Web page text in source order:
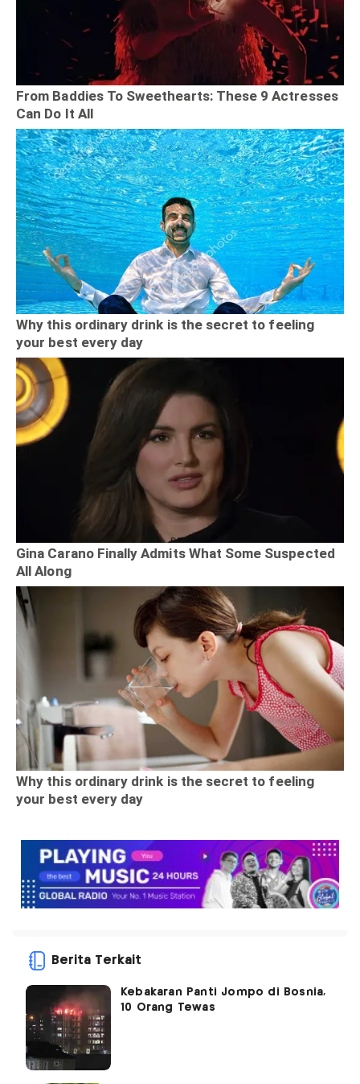
Berita Terkait
Kebakaran Panti Jompo di Bosnia,
10 Orang Tewas